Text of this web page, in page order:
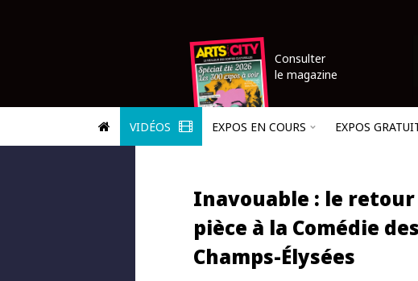
Consulter
le magazine
VIDÉOS EXPOS EN COURS EXPOS
Inavouable : le retour
pièce à la Comédie des
Champs-Élysées